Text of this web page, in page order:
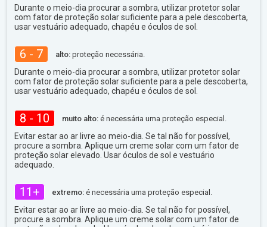
Durante o meio-dia procurar a sombra, utilizar protetor solar
com fator de proteção solar suficiente para a pele descoberta,
usar vestuário adequado, chapéu e óculos de sol.
6 - 7 alto: proteção necessária.
Durante o meio-dia procurar a sombra, utilizar protetor solar
com fator de proteção solar suficiente para a pele descoberta,
usar vestuário adequado, chapéu e óculos de sol.
8 - 10 muito alto: é necessária uma proteção especial.
Evitar estar ao ar livre ao meio-dia. Se tal não for possível,
procure a sombra. Aplique um creme solar com um fator de
proteção solar elevado. Usar óculos de sol e vestuário
adequado.
11+ extremo: é necessária uma proteção especial.
Evitar estar ao ar livre ao meio-dia. Se tal não for possível,
procure a sombra. Aplique um creme solar com um fator de